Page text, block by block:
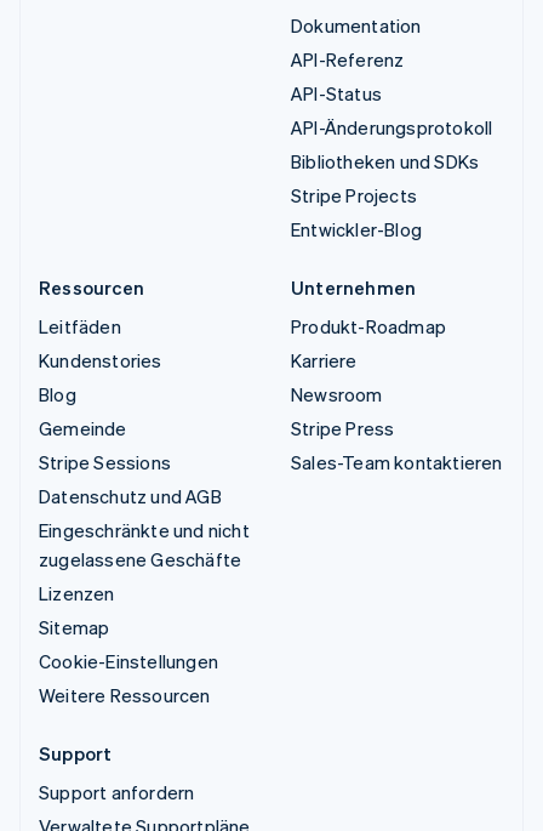
Dokumentation
API-Referenz
API-Status
API-Änderungsprotokoll
Bibliotheken und SDKs
Stripe Projects
Entwickler-Blog
Ressourcen
Leitfäden
Kundenstories
Blog
Gemeinde
Stripe Sessions
Datenschutz und AGB
Eingeschränkte und nicht
zugelassene Geschäfte
Lizenzen
Sitemap
Cookie-Einstellungen
Weitere Ressourcen
Unternehmen
Produkt-Roadmap
Karriere
Newsroom
Stripe Press
Sales-Team kontaktieren
Support
Support anfordern
Verwaltete Supportpläne